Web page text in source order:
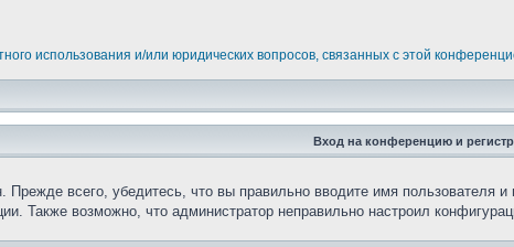
использования и/или юридических вопросов, связанных с этой
Вход на конференцию и
всего, убедитесь, что вы правильно вводите имя
Также возможно, что администратор неправильно настроил